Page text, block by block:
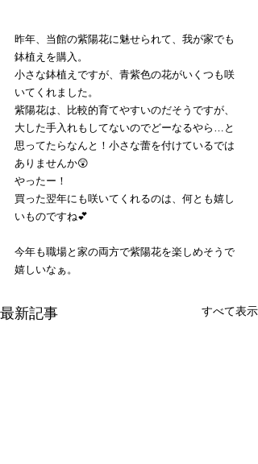
昨年、当館の紫陽花に魅せられて、我が家でも
鉢植えを購入。
小さな鉢植えですが、青紫色の花がいくつも咲
いてくれました。
紫陽花は、比較的育てやすいのだそうですが、
大した手入れもしてないのでどーなるやら…と
思ってたらなんと！小さな蕾を付けているでは
ありませんか😲
やったー！
買った翌年にも咲いてくれるのは、何とも嬉し
いものですね💕
今年も職場と家の両方で紫陽花を楽しめそうで
嬉しいなぁ。
最新記事 すべて表示